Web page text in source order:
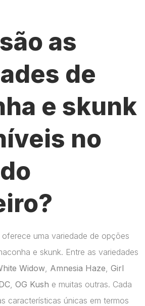
as
de
e skunk
no
uma variedade de opções
e skunk. Entre as variedades
Widow Amnesia Haze Girl
OG Kush e muitas outras. Cada
características únicas em termos